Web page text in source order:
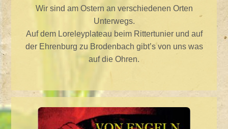
Wir sind am Ostern an verschiedenen Orten
Unterwegs.
Auf dem Loreleyplateau beim Rittertunier und auf
der Ehrenburg zu Brodenbach gibt’s von uns was
auf die Ohren.